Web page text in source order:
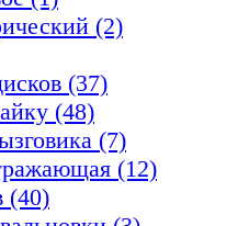
(2)
(37)
(48)
(7)
(12)
(40)